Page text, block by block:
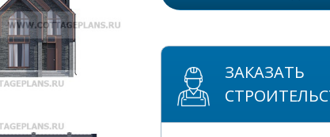
ЗАКАЗАТЬ